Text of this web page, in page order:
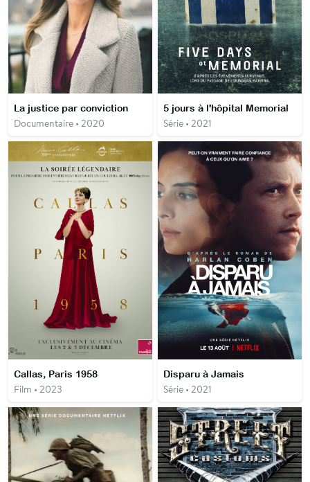
La justice par conviction
Documentaire • 2020
5 jours à l'hôpital Memorial
Série • 2021
Callas, Paris 1958
Film • 2023
Disparu à Jamais
Série • 2021